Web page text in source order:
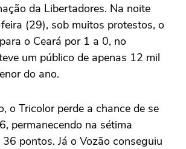
da Libertadores. Na noite
(29), sob muitos protestos, o
o Ceará por 1 a 0, no
um público de apenas 12 mil
do ano.
o Tricolor perde a chance de se
permanecendo na sétima
pontos. Já o Vozão conseguiu